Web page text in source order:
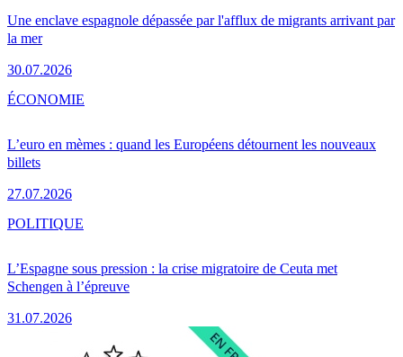
Une enclave espagnole dépassée par l'afflux de migrants arrivant par
la mer
30.07.2026
L’euro en mèmes : quand les Européens détournent les nouveaux
billets
27.07.2026
ÉCONOMIE
L’Espagne sous pression : la crise migratoire de Ceuta met
Schengen à l’épreuve
31.07.2026
POLITIQUE